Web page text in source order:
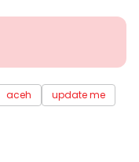
aceh update me